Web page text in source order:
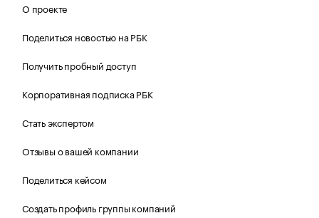
О проекте
Поделиться новостью на РБК
Получить пробный доступ
Корпоративная подписка РБК
Стать экспертом
Отзывы о вашей компании
Поделиться кейсом
Создать профиль группы компаний